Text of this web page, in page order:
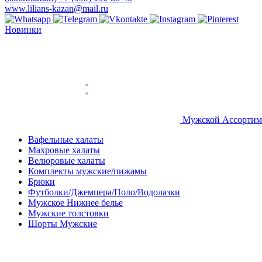
www.lilians-kazan@mail.ru
Новинки
Мужской
Вафельные халаты
Махровые халаты
Велюровые халаты
Комплекты мужские/пижамы
Брюки
Футболки/Джемпера/Поло/Водолазки
Мужское Нижнее белье
Мужские толстовки
Шорты Мужские